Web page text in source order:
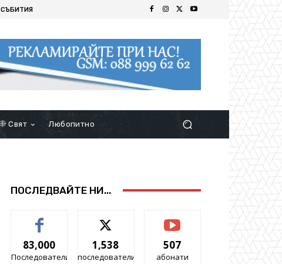
СЪБИТИЯ
Свят Любопитно
ПОСЛЕДВАЙТЕ НИ...
83,000
Последователи
1,538
последователи
507
абонати